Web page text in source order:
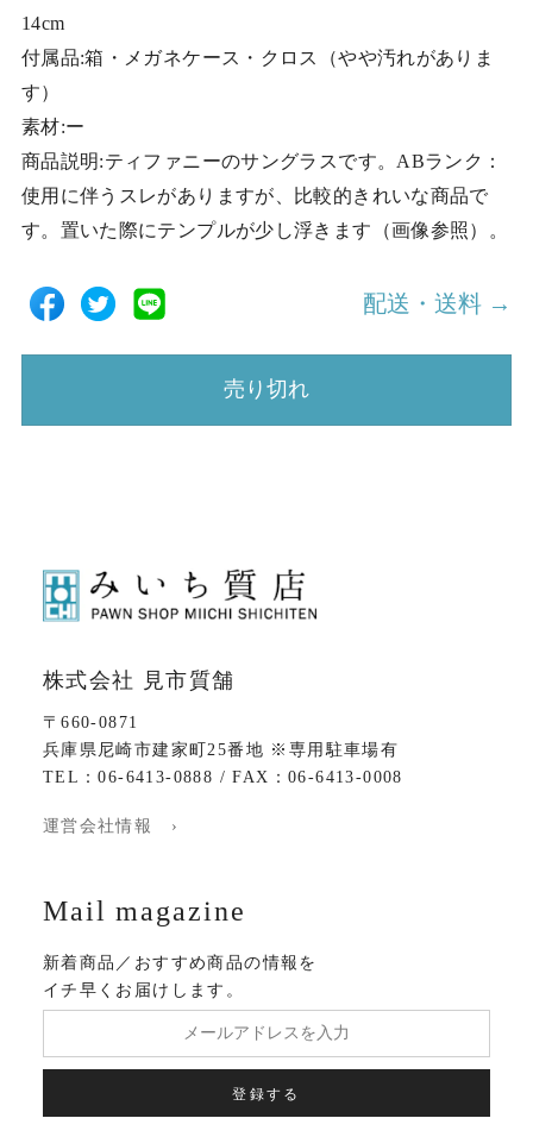
14cm
付属品:箱・メガネケース・クロス（やや汚れがありま
す）
素材:ー
商品説明:ティファニーのサングラスです。ABランク：
使用に伴うスレがありますが、比較的きれいな商品で
す。置いた際にテンプルが少し浮きます（画像参照）。
配送・送料 →
売り切れ
株式会社 見市質舗
〒660-0871
兵庫県尼崎市建家町25番地 ※専用駐車場有
TEL：06-6413-0888 / FAX：06-6413-0008
運営会社情報 ›
Mail magazine
新着商品／おすすめ商品の情報を
イチ早くお届けします。
登録する